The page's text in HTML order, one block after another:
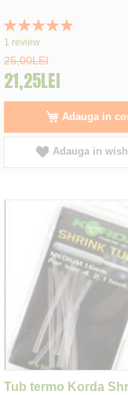
Rating:
100%
1 review
25,00LEI
21,25LEI
Adauga in
Adauga in
Tub termo Korda